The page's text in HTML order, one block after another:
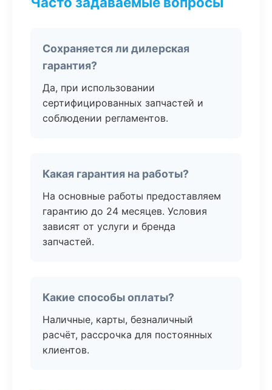
Сохраняется ли дилерская
гарантия?
Да, при использовании
сертифицированных запчастей и
соблюдении регламентов.
Какая гарантия на работы?
На основные работы предоставляем
гарантию до 24 месяцев. Условия
зависят от услуги и бренда
запчастей.
Какие способы оплаты?
Наличные, карты, безналичный
расчёт, рассрочка для постоянных
клиентов.